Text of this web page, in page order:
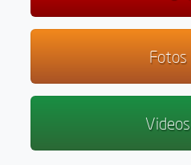
Fotos
Videos